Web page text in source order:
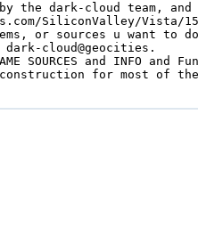
by the dark-cloud team, and
SiliconValley/Vista/
or sources u want to
cloud@geocities.
SOURCES and INFO and
for most of